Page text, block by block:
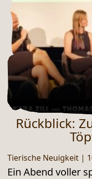
Rückblick:
Tierische Neuigkeit |
Ein Abend voller